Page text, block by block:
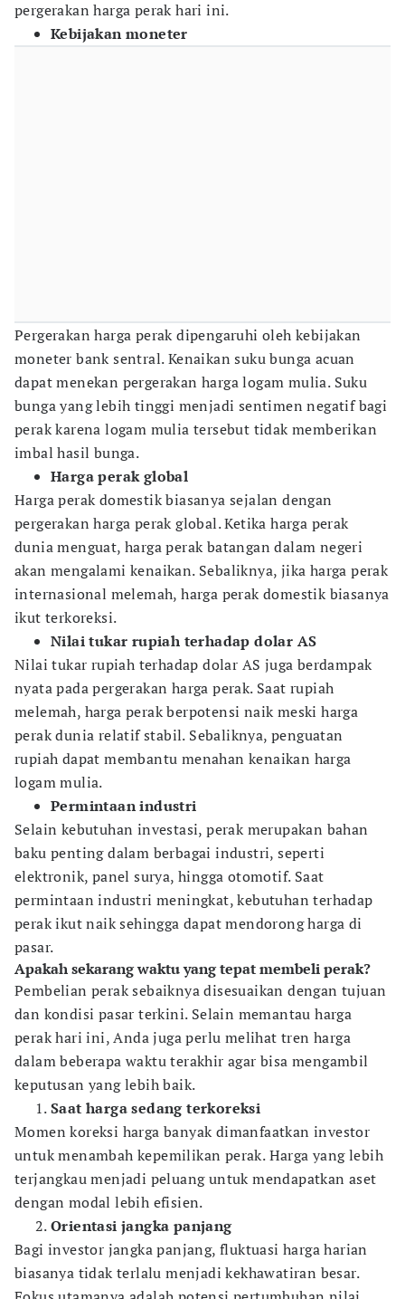
pergerakan harga perak hari ini.
Kebijakan moneter
Pergerakan harga perak dipengaruhi oleh kebijakan
moneter bank sentral. Kenaikan suku bunga acuan
dapat menekan pergerakan harga logam mulia. Suku
bunga yang lebih tinggi menjadi sentimen negatif bagi
perak karena logam mulia tersebut tidak memberikan
imbal hasil bunga.
Harga perak global
Harga perak domestik biasanya sejalan dengan
pergerakan harga perak global. Ketika harga perak
dunia menguat, harga perak batangan dalam negeri
akan mengalami kenaikan. Sebaliknya, jika harga perak
internasional melemah, harga perak domestik biasanya
ikut terkoreksi.
Nilai tukar rupiah terhadap dolar AS
Nilai tukar rupiah terhadap dolar AS juga berdampak
nyata pada pergerakan harga perak. Saat rupiah
melemah, harga perak berpotensi naik meski harga
perak dunia relatif stabil. Sebaliknya, penguatan
rupiah dapat membantu menahan kenaikan harga
logam mulia.
Permintaan industri
Selain kebutuhan investasi, perak merupakan bahan
baku penting dalam berbagai industri, seperti
elektronik, panel surya, hingga otomotif. Saat
permintaan industri meningkat, kebutuhan terhadap
perak ikut naik sehingga dapat mendorong harga di
pasar.
Apakah sekarang waktu yang tepat membeli perak?
Pembelian perak sebaiknya disesuaikan dengan tujuan
dan kondisi pasar terkini. Selain memantau harga
perak hari ini, Anda juga perlu melihat tren harga
dalam beberapa waktu terakhir agar bisa mengambil
keputusan yang lebih baik.
Saat harga sedang terkoreksi
Momen koreksi harga banyak dimanfaatkan investor
untuk menambah kepemilikan perak. Harga yang lebih
terjangkau menjadi peluang untuk mendapatkan aset
dengan modal lebih efisien.
Orientasi jangka panjang
Bagi investor jangka panjang, fluktuasi harga harian
biasanya tidak terlalu menjadi kekhawatiran besar.